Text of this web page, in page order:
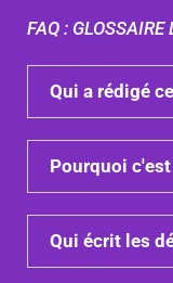
FAQ :
Qui a rédigé
Pourquoi
Qui écrit les